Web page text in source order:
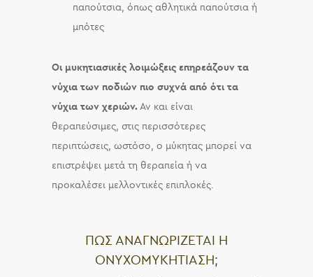
παπούτσια, όπως αθλητικά παπούτσια ή
μπότες
Οι μυκητιασικές λοιμώξεις επηρεάζουν τα
νύχια των ποδιών πιο συχνά από ότι τα
νύχια των χεριών. Αν και είναι
θεραπεύσιμες, στις περισσότερες
περιπτώσεις, ωστόσο, ο μύκητας μπορεί να
επιστρέψει μετά τη θεραπεία ή να
προκαλέσει μελλοντικές επιπλοκές.
ΠΩΣ ΑΝΑΓΝΩΡΙΖΕΤΑΙ Η
ΟΝΥΧΟΜΥΚΗΤΙΑΣΗ;